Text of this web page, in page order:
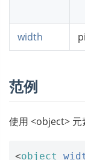
width
范例
使用 <object> 元
<object